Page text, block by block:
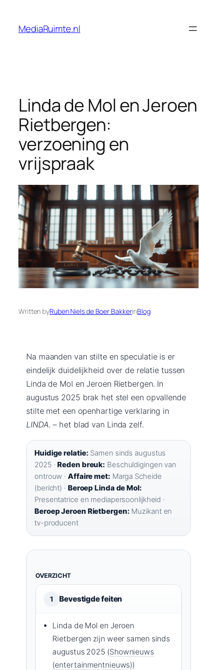
content
MediaRuimte.nl
Linda de Mol en Jeroen
Rietbergen:
verzoening en
vrijspraak
Written byRuben Niels de Boer BakkerinBlog
Na maanden van stilte en speculatie is er
eindelijk duidelijkheid over de relatie tussen
Linda de Mol en Jeroen Rietbergen. In
augustus 2025 brak het stel een opvallende
stilte met een openhartige verklaring in
LINDA. – het blad van Linda zelf.
Huidige relatie: Samen sinds augustus
2025 ·Reden breuk: Beschuldigingen van
ontrouw ·Affaire met: Marga Scheide
(bericht) · Beroep Linda de Mol:
Presentatrice en mediapersoonlijkheid ·
Beroep Jeroen Rietbergen: Muzikant en
tv-producent
OVERZICHT
1 Bevestigde feiten
Linda de Mol en Jeroen
Rietbergen zijn weer samen sinds
augustus 2025 (Shownieuws
(entertainmentnieuws))